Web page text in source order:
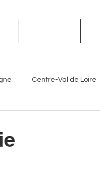
Centre-Val de Loire